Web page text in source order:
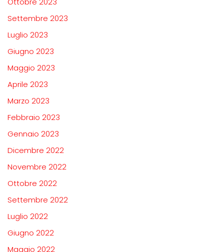
Settembre 2023
Luglio 2023
Giugno 2023
Maggio 2023
Aprile 2023
Marzo 2023
Febbraio 2023
Gennaio 2023
Dicembre 2022
Novembre 2022
Ottobre 2022
Settembre 2022
Luglio 2022
Giugno 2022
Maggio 2022